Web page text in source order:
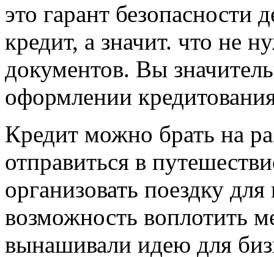
это гарант безопасности
кредит, а значит. что не
документов. Вы
оформлении
Кредит можно брать на
отправиться в
организовать поездку
возможность воплотить
вынашивали идею для